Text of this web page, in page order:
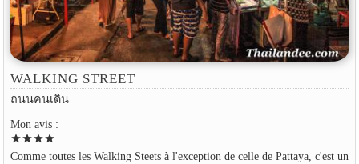
WALKING STREET
ถนนคนเดิน
Mon avis :
starstarstarstar
Comme toutes les Walking Steets à l'exception de celle de Pattaya, c'est un